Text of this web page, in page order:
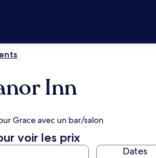
Inn
Grace avec un bar/salon
voir les prix
Dates